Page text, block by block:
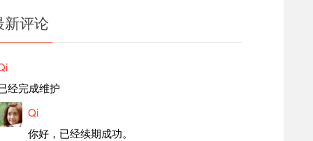
新评论
经完成维护
Qi
你好，已经续期成功。